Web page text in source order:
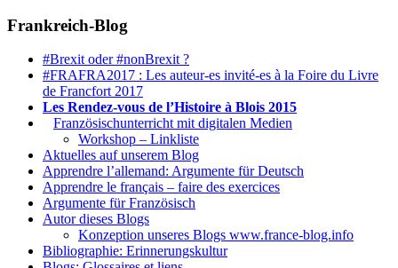
Frankreich-Blog
#Brexit oder #nonBrexit ?
#FRAFRA2017 : Les auteur-es invité-es à la Foire du Livre
de Francfort 2017
Les Rendez-vous de l’Histoire à Blois 2015
Französischunterricht mit digitalen Medien
Workshop – Linkliste
Aktuelles auf unserem Blog
Apprendre l’allemand: Argumente für Deutsch
Apprendre le français – faire des exercices
Argumente für Französisch
Autor dieses Blogs
Konzeption unseres Blogs www.france-blog.info
Bibliographie: Erinnerungskultur